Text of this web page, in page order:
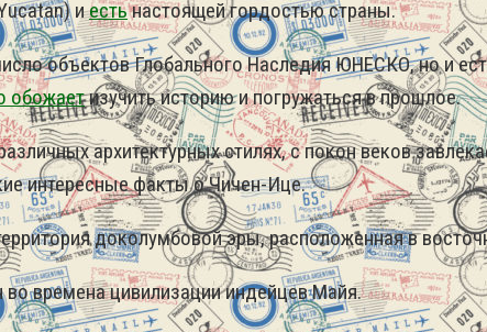
иестьнастоящей гордостью страны.
объектов Глобального Наследия ЮНЕСКО, но и
обожаетизучить историю и погружаться в прошлое.
архитектурных стилях, с покон веков
интересные факты о Чичен-Ице.
доколумбовой эры, расположенная в
времена цивилизации индейцев Майя.